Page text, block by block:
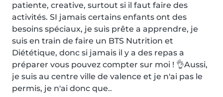
patiente, creative, surtout si il faut faire des
activités. SI jamais certains enfants ont des
besoins spéciaux, je suis prête a apprendre, je
suis en train de faire un BTS Nutrition et
Diététique, donc si jamais il y a des repas a
préparer vous pouvez compter sur moi ! 👌Aussi,
je suis au centre ville de valence et je n'ai pas le
permis, je n'ai donc que..